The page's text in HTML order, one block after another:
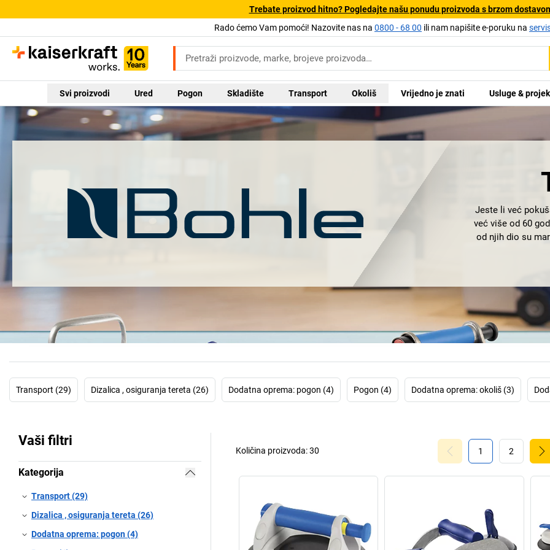
Trebate proizvod hitno? Pogledajte našu ponudu proizvoda s brzom
Rado ćemo Vam pomoći! Nazovite nas na 0800 - 68 00 ili nam napišite e-poruku na
Svi proizvodi Ured Pogon Skladište Transport Okoliš Vrijedno je znati Usluge &
Jeste li već
već više od 60
od njih dio su
se u staklo.
Pogon
U svojoj online
marke Bohle.
pomagalima za
Transport (29) Dizalica , osiguranja tereta (26) Dodatna oprema: pogon (4) Pogon (4) Dodatna oprema: okoliš (3)
Vaši filtri
Kategorija
Transport (29)
Dizalica , osiguranja tereta (26)
Dodatna oprema: pogon (4)
1 2
Količina proizvoda:30